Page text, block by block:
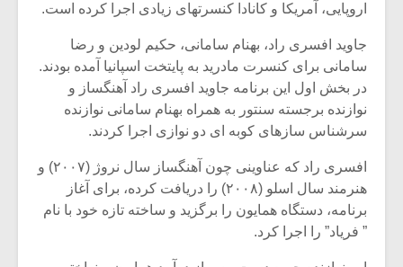
اروپایی، آمریکا و کانادا کنسرتهای زیادی اجرا کرده است.
جاوید افسری راد، بهنام سامانی، حکیم لودین و رضا
سامانی برای کنسرت مادرید به پایتخت اسپانیا آمده بودند.
در بخش اول این برنامه جاوید افسری راد آهنگساز و
نوازنده برجسته سنتور به همراه بهنام سامانی نوازنده
سرشناس سازهای کوبه ای دو نوازی اجرا کردند.
افسری راد که عناوینی چون آهنگساز سال نروژ (۲۰۰۷) و
هنرمند سال اسلو (۲۰۰۸) را دریافت کرده، برای آغاز
برنامه، دستگاه همایون را برگزید و ساخته تازه خود با نام
” فریاد” را اجرا کرد.